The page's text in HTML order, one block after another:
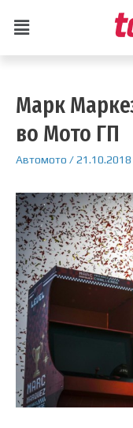
Марк
во Мото ГП
Автомото /21.10.2018